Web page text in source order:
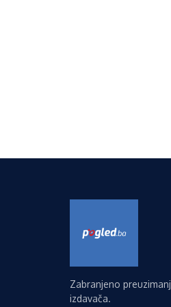
Zabranjeno
izdavača.